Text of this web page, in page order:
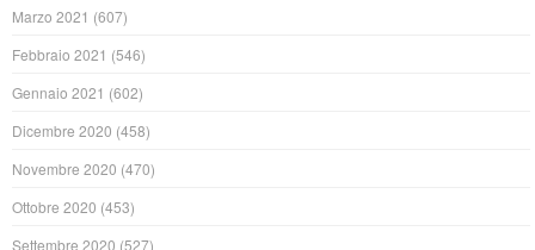
Marzo 2021 (607)
Febbraio 2021 (546)
Gennaio 2021 (602)
Dicembre 2020 (458)
Novembre 2020 (470)
Ottobre 2020 (453)
Settembre 2020 (527)